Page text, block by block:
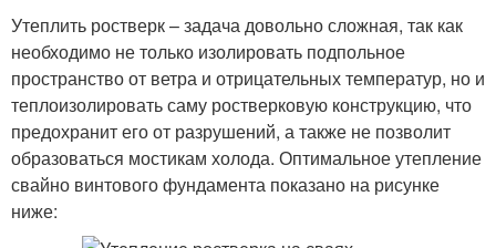
Утеплить ростверк – задача довольно сложная, так как
необходимо не только изолировать подпольное
пространство от ветра и отрицательных температур, но и
теплоизолировать саму ростверковую конструкцию, что
предохранит его от разрушений, а также не позволит
образоваться мостикам холода. Оптимальное утепление
свайно винтового фундамента показано на рисунке
ниже: